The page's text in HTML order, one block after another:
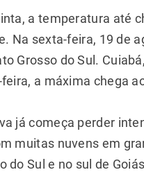
a temperatura até
Na sexta-feira, 19 de
Grosso do Sul.
a máxima chega
já começa perder
muitas nuvens em
do Sul e no sul de